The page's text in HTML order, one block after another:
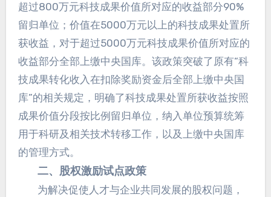
超过800万元科技成果价值所对应的收益部分90%
留归单位；价值在5000万元以上的科技成果处置所
获收益，对于超过5000万元科技成果价值所对应的
收益部分全部上缴中央国库。该政策突破了原有“科
技成果转化收入在扣除奖励资金后全部上缴中央国
库”的相关规定，明确了科技成果处置所获收益按照
成果价值分段按比例留归单位，纳入单位预算统筹
用于科研及相关技术转移工作，以及上缴中央国库
的管理方式。
二、股权激励试点政策
为解决促使人才与企业共同发展的股权问题，